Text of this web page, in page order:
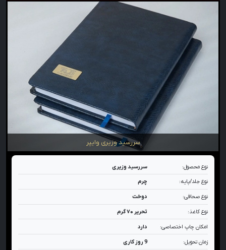
سررسید وزیری وایپر
نوع محصول: سررسید وزیری
نوع جلد/پایه: چرم
نوع صحافی: دوخت
نوع کاغذ: تحریر ۷۰ گرم
امکان چاپ اختصاصی: دارد
زمان تحویل: 9 روز کاری